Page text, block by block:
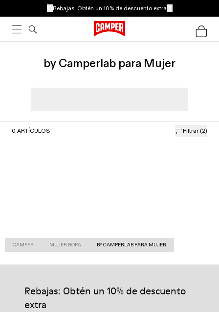
Rebajas: Obtén un 10% de descuento extra
by Camperlab para Mujer
Filtrar (2)
0 ARTÍCULOS
CAMPER MUJER ROPA BY CAMPERLAB PARA MUJER
Rebajas: Obtén un 10% de descuento
extra